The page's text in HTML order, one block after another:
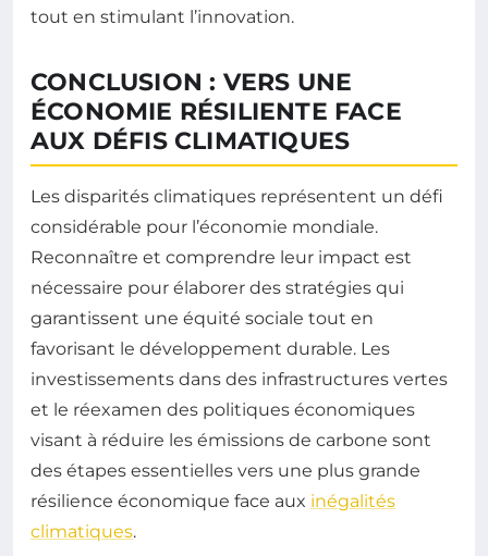
tout en stimulant l’innovation.
CONCLUSION : VERS UNE
ÉCONOMIE RÉSILIENTE FACE
AUX DÉFIS CLIMATIQUES
Les disparités climatiques représentent un défi
considérable pour l’économie mondiale.
Reconnaître et comprendre leur impact est
nécessaire pour élaborer des stratégies qui
garantissent une équité sociale tout en
favorisant le développement durable. Les
investissements dans des infrastructures vertes
et le réexamen des politiques économiques
visant à réduire les émissions de carbone sont
des étapes essentielles vers une plus grande
résilience économique face aux inégalités
climatiques.